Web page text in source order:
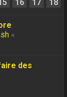
16 17 18
«
des